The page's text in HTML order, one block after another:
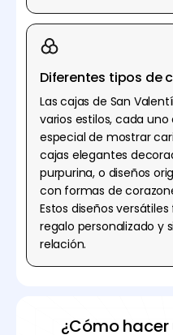
Diferentes tipos de
Las cajas de San
varios estilos, cada
especial de mostrar
cajas elegantes
purpurina, o diseños
con formas de
Estos diseños
regalo personalizado y
relación.
¿Cómo